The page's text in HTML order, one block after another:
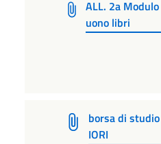
ALL. 2a
uono libri
borsa di studio
IORI